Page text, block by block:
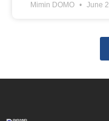
Mimin DOMO June